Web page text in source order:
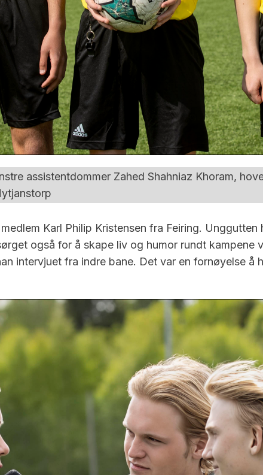
assistentdommer Zahed Shahniaz Khoram,
Karl Philip Kristensen fra Feiring.
også for å skape liv og humor rundt
intervjuet fra indre bane. Det var en fornøyelse å